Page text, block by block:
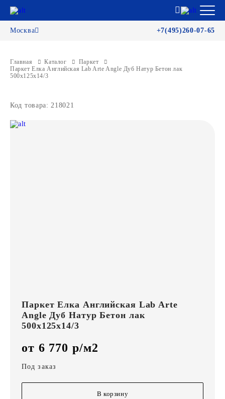
Москва +7(495)260-07-65
Главная Каталог
Паркет
Паркет Елка Английская Lab Arte Angle Дуб Натур Бетон лак
500х125х14/3
Код товара: 218021
Паркет Елка Английская Lab Arte
Angle Дуб Натур Бетон лак
500х125х14/3
от 6 770 р/м2
Под заказ
В корзину